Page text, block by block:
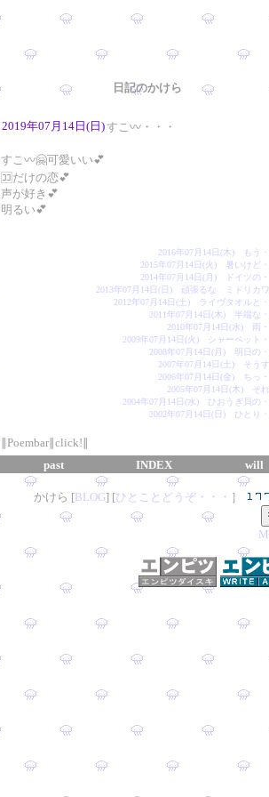
日記のかけら
2019年07月14日(日)すこ〰️・・・
すこ〰️🤗可愛いい💕
🈁だけの恋💕
声が好き💕
明るい💕
2016年07月14日(木) もう・
2015年07月14日(火) 暑いけど・
2014年07月14日(月) ドイツの・
2013年07月14日(日) 頑張るな ミドリカ
2012年07月14日(土) ライヴタオルと・
2011年07月14日(木) 半端な・
2010年07月14日(水) 雨・
2009年07月14日(火) シャーペット・
2008年07月14日(月) 明日の・
2007年07月14日(土) そう
2006年07月14日(金) ちっ・
2005年07月14日(木) そ
2004年07月14日(水) ひおうぎ貝の・
2002年07月14日(日) ひとり・
∥Poembar∥click!∥
past
INDEX will
かけら [BLOG] [ひとことどうぞ・・・ ］